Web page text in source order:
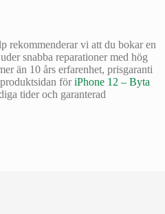
rekommenderar vi att du bokar en
snabba reparationer med hög
än 10 års erfarenhet, prisgaranti
föriPhone 12 – Byta
tider och garanterad